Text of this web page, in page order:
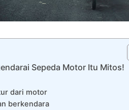
Sepeda Motor Itu Mitos!
dari motor
berkendara